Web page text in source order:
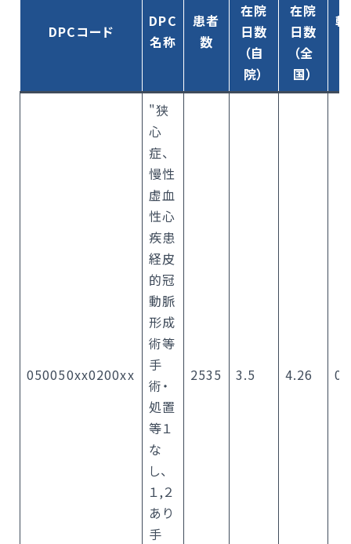
DPCコード
DPC
名称
患者
数
在院
日数
（自
院）
在院
日数
（全
国）
050050xx0200xx
"狭
心
症、
慢性
虚血
性心
疾患
経皮
的冠
動脈
形成
術等
手
術・
処置
等１
な
し、
１,２
あり
手
2535 3.5 4.26